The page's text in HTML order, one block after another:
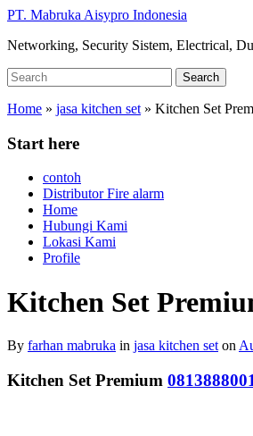
Skip
main
PT. Mabruka Aisypro Indonesia
Networking, Security Sistem, Electrical,
Search
for:
Search
Home » jasa kitchen set » Kitchen Set
Start here
contoh
Distributor Fire alarm
Home
Hubungi Kami
Lokasi Kami
Profile
Kitchen Set
By farhan mabruka in jasa kitchen set on
Kitchen Set Premium